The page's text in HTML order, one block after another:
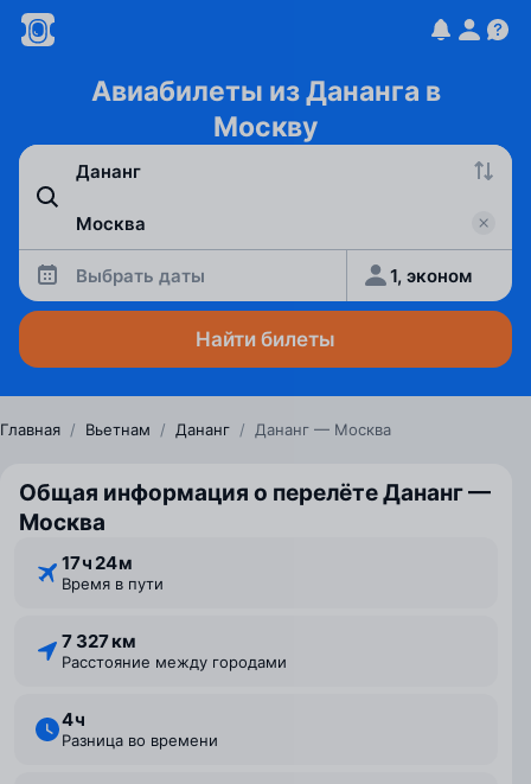
Авиабилеты из Дананга в
Москву
Выбрать даты 1, эконом
Найти билеты
Главная / Вьетнам / Дананг / Дананг — Москва
Общая информация о перелёте Дананг —
Москва
17 ⁠ч 24 ⁠м
Время в пути
7 327 км
Расстояние между городами
4 ⁠ч
Разница во времени